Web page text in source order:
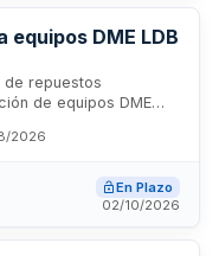
con trabajos
unitariosDME LDB
repuestos
de equipos DME
como
mil euros. El
autorizado de
2026
En Plazo
02/10/2026